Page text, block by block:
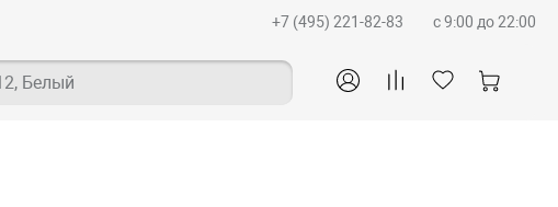
+7 (495) 221-82-83 c 9:00 до 22:00
Белый